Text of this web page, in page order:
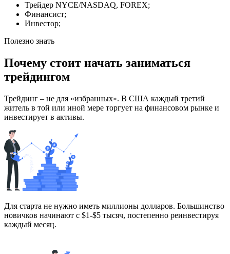
Трейдер NYCE/NASDAQ, FOREX;
Финансист;
Инвестор;
Полезно знать
Почему стоит начать заниматься
трейдингом
Трейдинг – не для «избранных». В США каждый третий
житель в той или иной мере торгует на финансовом рынке и
инвестирует в активы.
Для старта не нужно иметь миллионы долларов. Большинство
новичков начинают с $1-$5 тысяч, постепенно реинвестируя
каждый месяц.